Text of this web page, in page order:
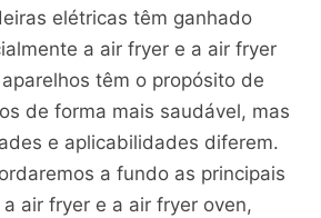
elétricas têm ganhado
a air fryer e a air fryer
têm o propósito de
de forma mais saudável, mas
e aplicabilidades diferem.
a fundo as principais
air fryer e a air fryer oven,